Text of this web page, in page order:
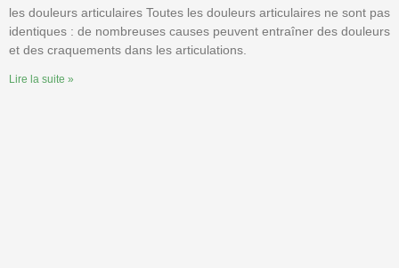
les douleurs articulaires Toutes les douleurs articulaires ne sont pas
identiques : de nombreuses causes peuvent entraîner des douleurs
et des craquements dans les articulations.
Lire la suite »